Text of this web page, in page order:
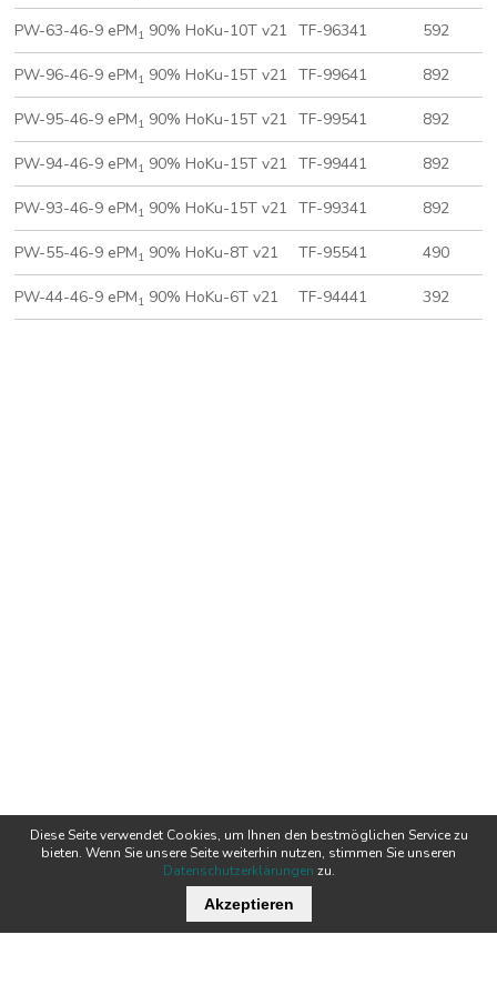
Diese Seite verwendet Cookies, um Ihnen den bestmöglichen Service zu
bieten. Wenn Sie unsere Seite weiterhin nutzen, stimmen Sie unseren
Datenschutzerklärungen zu.
Akzeptieren
PW-63-46-9 ePM1 90% HoKu-10T v21 TF-96341 592
PW-96-46-9 ePM1 90% HoKu-15T v21 TF-99641 892
PW-95-46-9 ePM1 90% HoKu-15T v21 TF-99541 892
PW-94-46-9 ePM1 90% HoKu-15T v21 TF-99441 892
PW-93-46-9 ePM1 90% HoKu-15T v21 TF-99341 892
PW-55-46-9 ePM1 90% HoKu-8T v21 TF-95541 490
PW-44-46-9 ePM1 90% HoKu-6T v21 TF-94441 392